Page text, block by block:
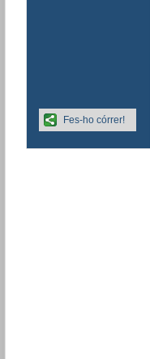
Fes-ho córrer!